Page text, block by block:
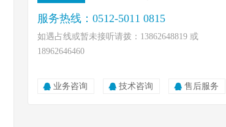
服务热线：0512-5011 0815
如遇占线或暂未接听请拨：13862648819 或
18962646460
业务咨询 技术咨询 售后服务